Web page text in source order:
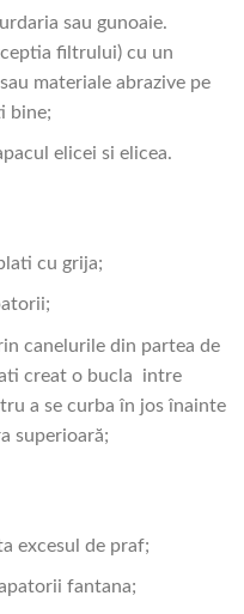
sau gunoaie.
filtrului) cu un
materiale abrazive pe
bine;
elicei si elicea.
cu grija;
canelurile din partea de
creat o bucla intre
a se curba în jos înainte
superioară;
excesul de praf;
fantana;